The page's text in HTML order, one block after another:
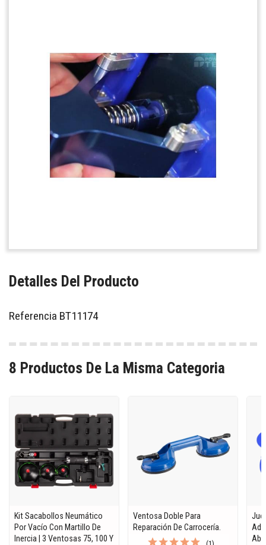
Detalles Del Producto
Referencia BT11174
8 Productos De La Misma Categoria
Kit Sacabollos Neumático
Por Vacío Con Martillo De
Inercia | 3 Ventosas 75, 100 Y
Ventosa Doble Para
Reparación De Carrocería.